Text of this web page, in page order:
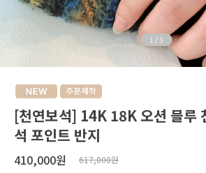
1 / 3
[천연보석] 14K 18K 오션 블루
석 포인트 반지
410,000원 617,000원